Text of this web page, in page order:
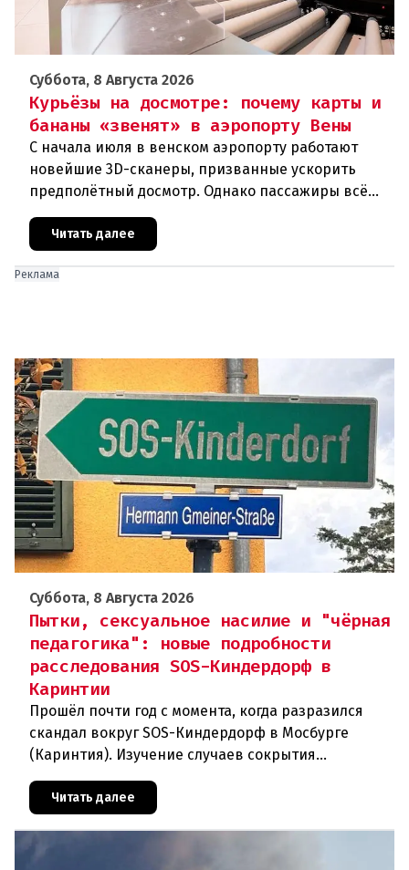
Суббота, 8 Августа 2026
Курьёзы на досмотре: почему карты и
бананы «звенят» в аэропорту Вены
С начала июля в венском аэропорту работают
новейшие 3D-сканеры, призванные ускорить
предполётный досмотр. Однако пассажиры всё
отправляют на дополнительную пров
Читать далее
Реклама
Суббота, 8 Августа 2026
Пытки, сексуальное насилие и "чёрная
педагогика": новые подробности
расследования SOS-Киндердорф в
Каринтии
Прошёл почти год с момента, когда разразился
скандал вокруг SOS-Киндердорф в Мосбурге
(Каринтия). Изучение случаев сокрытия
масштабное расследование, которое продо
Читать далее